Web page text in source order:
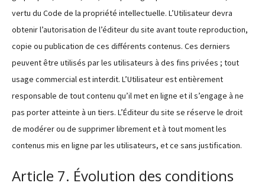
vertu du Code de la propriété intellectuelle. L’Utilisateur devra
obtenir l’autorisation de l’éditeur du site avant toute reproduction,
copie ou publication de ces différents contenus. Ces derniers
peuvent être utilisés par les utilisateurs à des fins privées ; tout
usage commercial est interdit. L’Utilisateur est entièrement
responsable de tout contenu qu’il met en ligne et il s’engage à ne
pas porter atteinte à un tiers. L’Éditeur du site se réserve le droit
de modérer ou de supprimer librement et à tout moment les
contenus mis en ligne par les utilisateurs, et ce sans justification.
Article 7. Évolution des conditions